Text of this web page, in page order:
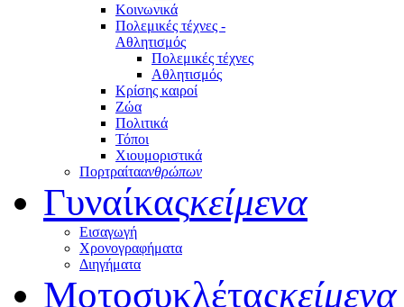
Κοινωνικά
Πολεμικές τέχνες -
Αθλητισμός
Πολεμικές τέχνες
Αθλητισμός
Κρίσης καιροί
Ζώα
Πολιτικά
Τόποι
Χιουμοριστικά
Πορτραίταανθρώπων
Γυναίκαςκείμενα
Εισαγωγή
Χρονογραφήματα
Διηγήματα
Μοτοσυκλέταςκείμενα